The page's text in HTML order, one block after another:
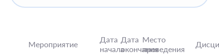
Мероприятие
Дата
начала
Дата
окончания
Место
проведения